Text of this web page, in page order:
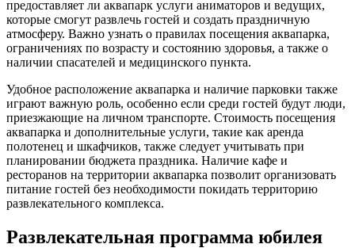
предоставляет ли аквапарк услуги аниматоров и ведущих,
которые смогут развлечь гостей и создать праздничную
атмосферу. Важно узнать о правилах посещения аквапарка,
ограничениях по возрасту и состоянию здоровья, а также о
наличии спасателей и медицинского пункта.
Удобное расположение аквапарка и наличие парковки также
играют важную роль, особенно если среди гостей будут люди,
приезжающие на личном транспорте. Стоимость посещения
аквапарка и дополнительные услуги, такие как аренда
полотенец и шкафчиков, также следует учитывать при
планировании бюджета праздника. Наличие кафе и
ресторанов на территории аквапарка позволит организовать
питание гостей без необходимости покидать территорию
развлекательного комплекса.
Развлекательная программа юбилея